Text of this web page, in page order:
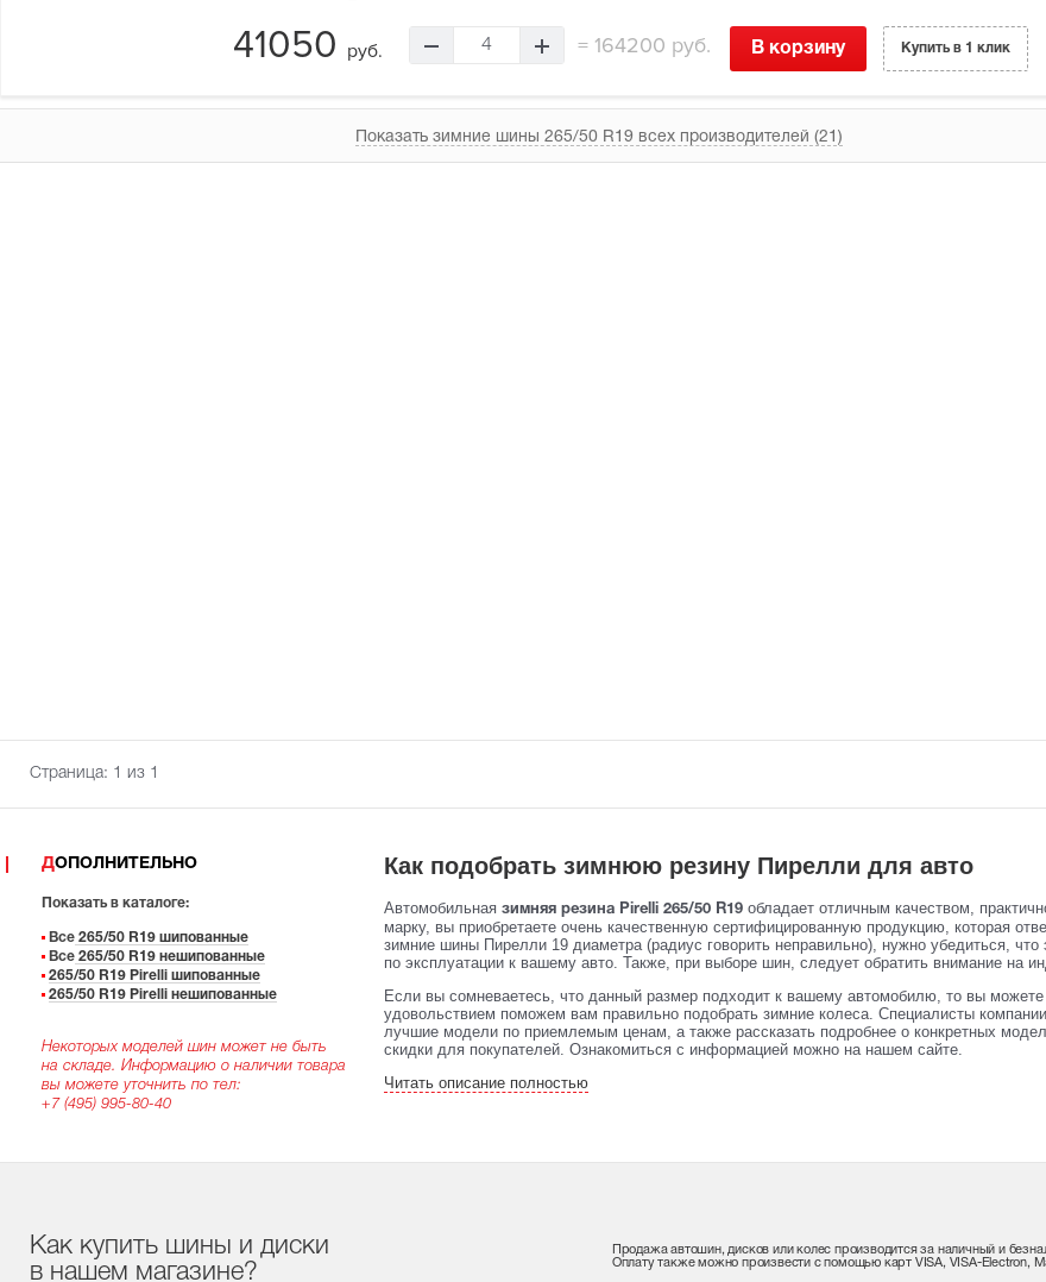
41050 руб. 4 =164200 руб. В корзину Купить в 1 клик
Показать зимние шины 265/50 R19 всех производителей (21)
Страница: 1 из 1
ДОПОЛНИТЕЛЬНО
Показать в каталоге:
Все 265/50 R19 шипованные
Все 265/50 R19 нешипованные
265/50 R19 Pirelli шипованные
265/50 R19 Pirelli нешипованные
Некоторых моделей шин может не быть
на складе. Информацию о наличии товара
вы можете уточнить по тел:
+7 (495) 995-80-40
Как подобрать зимнюю резину Пирелли для авто
Автомобильная зимняя резина Pirelli 265/50 R19 обладает отличным качеством,
марку, вы приобретаете очень качественную сертифицированную продукцию, которая
зимние шины Пирелли 19 диаметра (радиус говорить неправильно), нужно убедиться,
по эксплуатации к вашему авто. Также, при выборе шин, следует обратить внимание на
Если вы сомневаетесь, что данный размер подходит к вашему автомобилю, то вы
удовольствием поможем вам правильно подобрать зимние колеса. Специалисты
лучшие модели по приемлемым ценам, а также рассказать подробнее о конкретных
скидки для покупателей. Ознакомиться с информацией можно на нашем сайте.
Читать описание полностью
Как купить шины и диски
в нашем магазине?
Продажа автошин, дисков или колес производится за наличный и
Оплату также можно произвести с помощью карт VISA, VISA-Electron,